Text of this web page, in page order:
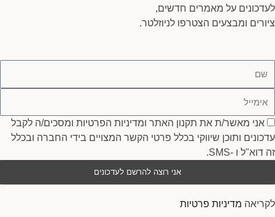
לעדכונים על מאמרים חדשים,
ציורים ומבצעים הצטרפו לניוזלטר.
הסכמה
אני מאשר/ת את תקנון האתר ומדיניות הפרטיות ומסכים/ה לקבל
עדכונים ותוכן שיווקי בכלל פרטי הקשר המצויים בידי החברה ובכלל
זה דוא"ל ו -SMS.
אני רוצה להרשם לעדכונים
לקריאה מדיניות פרטיות